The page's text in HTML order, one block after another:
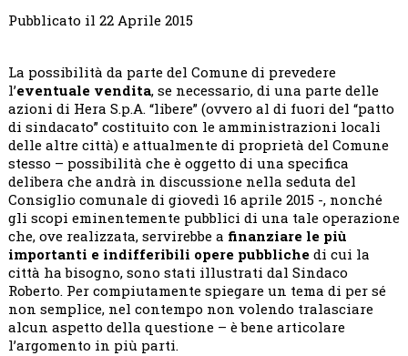
BENE
FARE
CHIAREZZA
Pubblicato il 22 Aprile 2015
La possibilità da parte del Comune di prevedere
l’eventuale vendita, se necessario, di una parte delle
azioni di Hera S.p.A. “libere” (ovvero al di fuori del “patto
di sindacato” costituito con le amministrazioni locali
delle altre città) e attualmente di proprietà del Comune
stesso – possibilità che è oggetto di una specifica
delibera che andrà in discussione nella seduta del
Consiglio comunale di giovedì 16 aprile 2015 -, nonché
gli scopi eminentemente pubblici di una tale operazione
che, ove realizzata, servirebbe a finanziare le più
importanti e indifferibili opere pubblichedi cui la
città ha bisogno, sono stati illustrati dal Sindaco
Roberto. Per compiutamente spiegare un tema di per sé
non semplice, nel contempo non volendo tralasciare
alcun aspetto della questione – è bene articolare
l’argomento in più parti.